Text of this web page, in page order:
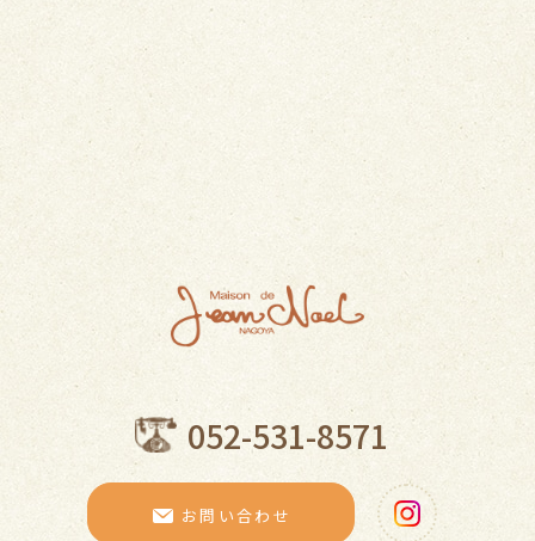
052-531-8571
お問い合わせ